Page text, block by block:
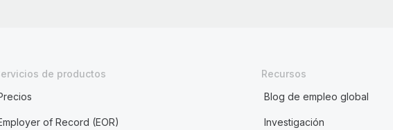
de productos
of Record (EOR)
Recursos
Blog de empleo global
Investigación